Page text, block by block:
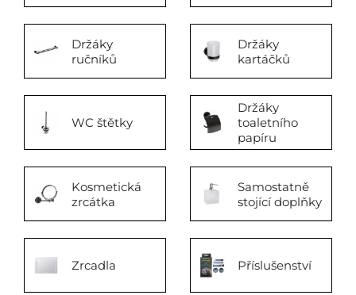
Držáky
ručníků
Držáky
kartáčků
WC štětky
Držáky
toaletního
papíru
Kosmetická
zrcátka
Samostatně
stojící doplňky
Zrcadla Příslušenství